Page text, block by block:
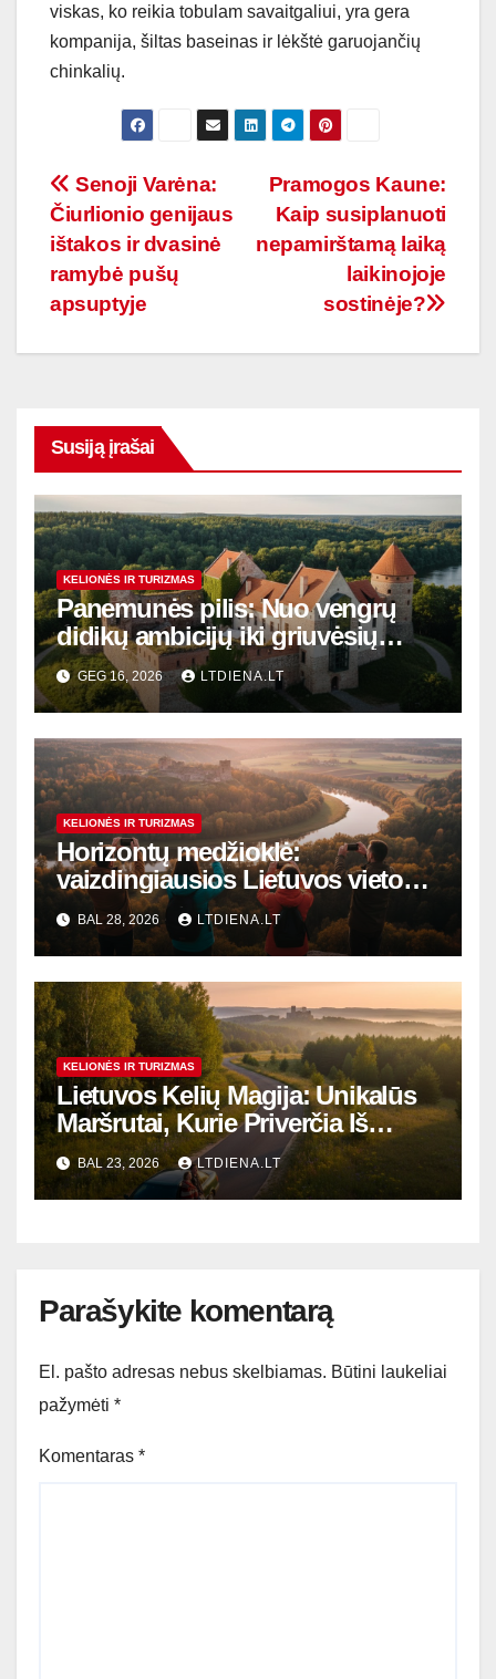
viskas, ko reikia tobulam savaitgaliui, yra gera
kompanija, šiltas baseinas ir lėkštė garuojančių
chinkalių.
Navigacija
tarp
įrašų
Pramogos Kaune:
Kaip susiplanuoti
nepamirštamą laiką
laikinojoje
sostinėje?
Senoji Varėna:
Čiurlionio genijaus
ištakos ir dvasinė
ramybė pušų
apsuptyje
Susiją įrašai
KELIONĖS IR TURIZMAS
Panemunės pilis: Nuo vengrų
didikų ambicijų iki griuvėsių
romantikos ir modernaus
atgimimo
GEG 16, 2026 LTDIENA.LT
KELIONĖS IR TURIZMAS
Horizontų medžioklė:
vaizdingiausios Lietuvos vietos,
kurios privers išsitraukti telefoną
BAL 28, 2026 LTDIENA.LT
KELIONĖS IR TURIZMAS
Lietuvos Kelių Magija: Unikalūs
Maršrutai, Kurie Priverčia Iš
Naujo Įsimylėti Savo Kraštą
BAL 23, 2026 LTDIENA.LT
Parašykite komentarą
El. pašto adresas nebus skelbiamas. Būtini laukeliai
pažymėti *
Komentaras *